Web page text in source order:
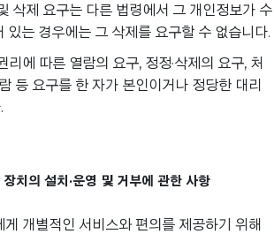
삭제 요구는 다른 법령에서 그 개인정보가 수
있는 경우에는 그 삭제를 요구할 수 없습니다.
에 따른 열람의 요구, 정정·삭제의 요구, 처
등 요구를 한 자가 본인이거나 정당한 대리
치의 설치·운영 및 거부에 관한 사항
개별적인 서비스와 편의를 제공하기 위해